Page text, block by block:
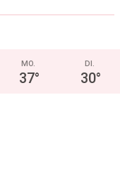
MO.
37°
DI.
30°